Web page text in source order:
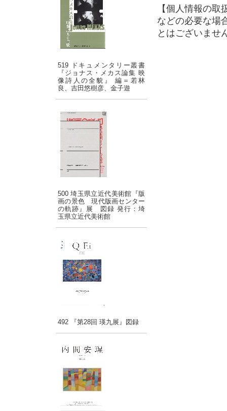
519 ドキュメンタリー叢書
『ジョナス・メカス論集 映
像詩人の全貌』 編＝若林
良、吉田悠樹彦、金子遊
500 埼玉県立近代美術館『版
画の景色 現代版画センター
の軌跡』展 図録 発行：埼
玉県立近代美術館
492 『第28回 瑛九展』図録
【個人情報の
などの必要な場
とはございませ